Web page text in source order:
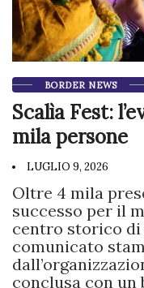
BORDER NEWS
Scalìa Fest:
mila persone
LUGLIO 9, 2026
Oltre 4 mila
successo per il
centro storico di
comunicato
conclusa con